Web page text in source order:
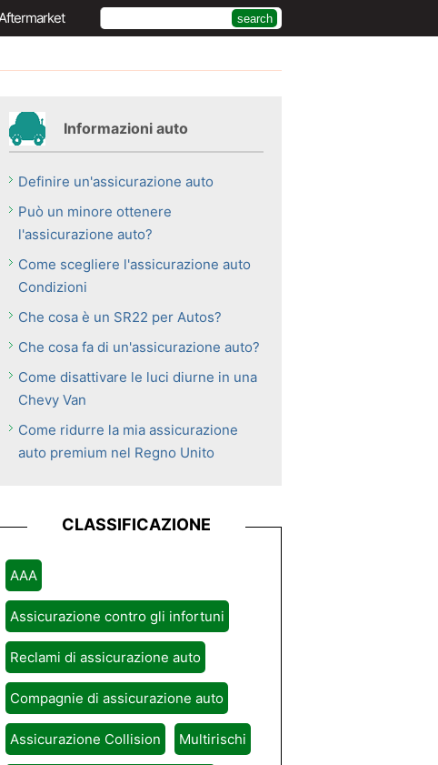
Informazioni auto
Definire un'assicurazione auto
Può un minore ottenere
l'assicurazione auto?
Come scegliere l'assicurazione auto
Condizioni
Che cosa è un SR22 per Autos?
Che cosa fa di un'assicurazione auto?
Come disattivare le luci diurne in una
Chevy Van
Come ridurre la mia assicurazione
auto premium nel Regno Unito
CLASSIFICAZIONE
AAA
Assicurazione contro gli infortuni
Reclami di assicurazione auto
Compagnie di assicurazione auto
Assicurazione Collision Multirischi